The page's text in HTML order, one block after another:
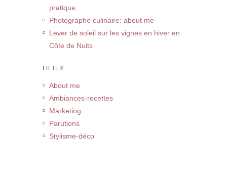
pratique.
Photographe culinaire: about me
Lever de soleil sur les vignes en hiver en
Côte de Nuits
FILTER
About me
Ambiances-recettes
Marketing
Parutions
Stylisme-déco